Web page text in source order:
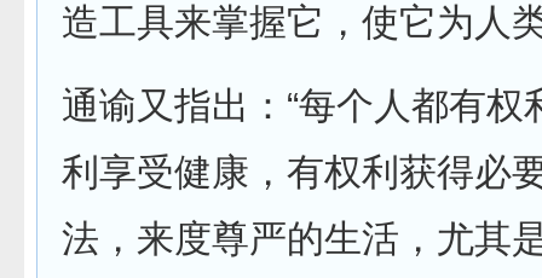
造工具来掌握它，使它为人
通谕又指出：“每个人都有权
利享受健康，有权利获得必
法，来度尊严的生活，尤其